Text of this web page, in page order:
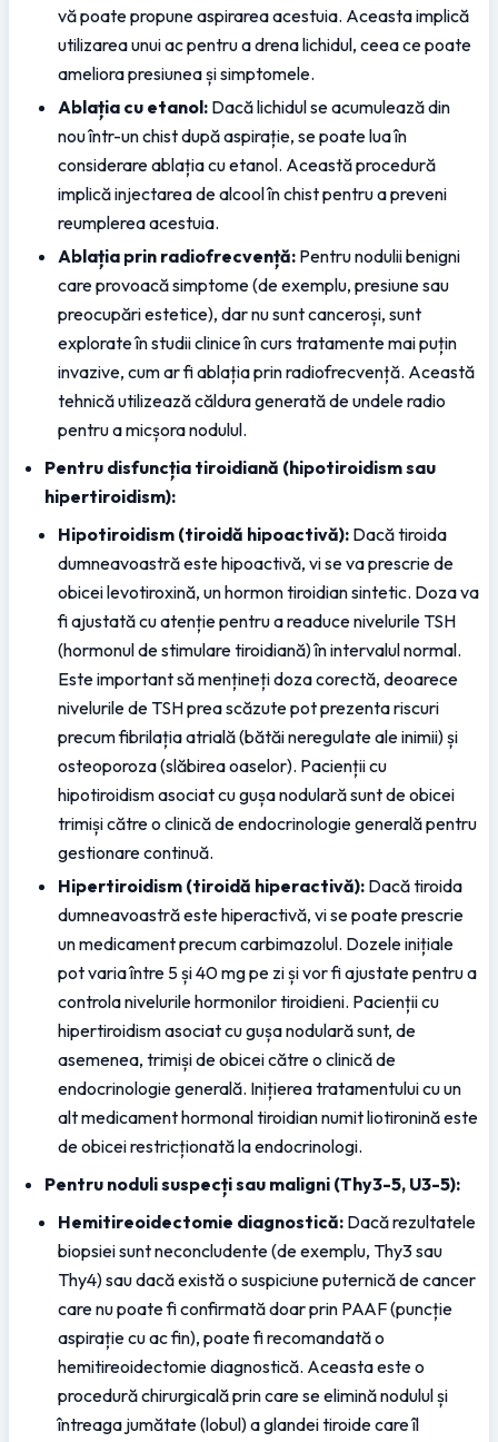
vă poate propune aspirarea acestuia. Aceasta implică
utilizarea unui ac pentru a drena lichidul, ceea ce poate
ameliora presiunea și simptomele.
Ablația cu etanol: Dacă lichidul se acumulează din
nou într-un chist după aspirație, se poate lua în
considerare ablația cu etanol. Această procedură
implică injectarea de alcool în chist pentru a preveni
reumplerea acestuia.
Ablația prin radiofrecvență: Pentru nodulii benigni
care provoacă simptome (de exemplu, presiune sau
preocupări estetice), dar nu sunt canceroși, sunt
explorate în studii clinice în curs tratamente mai puțin
invazive, cum ar fi ablația prin radiofrecvență. Această
tehnică utilizează căldura generată de undele radio
pentru a micșora nodulul.
Pentru disfuncția tiroidiană (hipotiroidism sau
hipertiroidism):
Hipotiroidism (tiroidă hipoactivă): Dacă tiroida
dumneavoastră este hipoactivă, vi se va prescrie de
obicei levotiroxină, un hormon tiroidian sintetic. Doza va
fi ajustată cu atenție pentru a readuce nivelurile TSH
(hormonul de stimulare tiroidiană) în intervalul normal.
Este important să mențineți doza corectă, deoarece
nivelurile de TSH prea scăzute pot prezenta riscuri
precum fibrilația atrială (bătăi neregulate ale inimii) și
osteoporoza (slăbirea oaselor). Pacienții cu
hipotiroidism asociat cu gușa nodulară sunt de obicei
trimiși către o clinică de endocrinologie generală pentru
gestionare continuă.
Hipertiroidism (tiroidă hiperactivă): Dacă tiroida
dumneavoastră este hiperactivă, vi se poate prescrie
un medicament precum carbimazolul. Dozele inițiale
pot varia între 5 și 40 mg pe zi și vor fi ajustate pentru a
controla nivelurile hormonilor tiroidieni. Pacienții cu
hipertiroidism asociat cu gușa nodulară sunt, de
asemenea, trimiși de obicei către o clinică de
endocrinologie generală. Inițierea tratamentului cu un
alt medicament hormonal tiroidian numit liotironină este
de obicei restricționată la endocrinologi.
Pentru noduli suspecți sau maligni (Thy3-5, U3-5):
Hemitireoidectomie diagnostică: Dacă rezultatele
biopsiei sunt neconcludente (de exemplu, Thy3 sau
Thy4) sau dacă există o suspiciune puternică de cancer
care nu poate fi confirmată doar prin PAAF (puncție
aspirație cu ac fin), poate fi recomandată o
hemitireoidectomie diagnostică. Aceasta este o
procedură chirurgicală prin care se elimină nodulul și
întreaga jumătate (lobul) a glandei tiroide care îl